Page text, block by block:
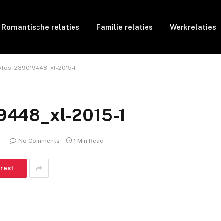
Romantische relaties Familie relaties Werkrelaties
2015-1
2015-1
No Comments 1 Min Read